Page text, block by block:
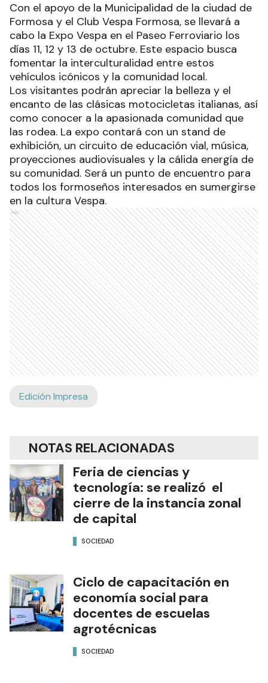
Con el apoyo de la Municipalidad de la ciudad de
Formosa y el Club Vespa Formosa, se llevará a
cabo la Expo Vespa en el Paseo Ferroviario los
días 11, 12 y 13 de octubre. Este espacio busca
fomentar la interculturalidad entre estos
vehículos icónicos y la comunidad local.
Los visitantes podrán apreciar la belleza y el
encanto de las clásicas motocicletas italianas, así
como conocer a la apasionada comunidad que
las rodea. La expo contará con un stand de
exhibición, un circuito de educación vial, música,
proyecciones audiovisuales y la cálida energía de
su comunidad. Será un punto de encuentro para
todos los formoseños interesados en sumergirse
en la cultura Vespa.
Ads
Edición Impresa
NOTAS RELACIONADAS
Feria de ciencias y
tecnología: se realizó el
cierre de la instancia zonal
de capital
SOCIEDAD
Ciclo de capacitación en
economía social para
docentes de escuelas
agrotécnicas
SOCIEDAD